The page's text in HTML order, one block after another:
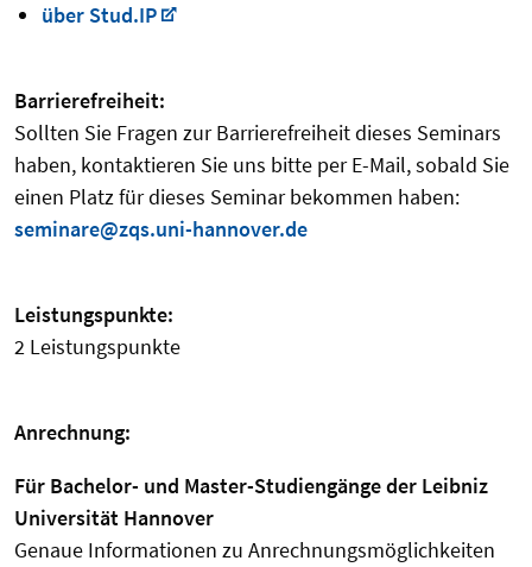
über Stud.IP
Barrierefreiheit:
Sollten Sie Fragen zur Barrierefreiheit dieses Seminars
haben, kontaktieren Sie uns bitte per E-Mail, sobald Sie
einen Platz für dieses Seminar bekommen haben:
seminare@zqs.uni-hannover.de
Leistungspunkte:
2 Leistungspunkte
Anrechnung:
Für Bachelor- und Master-Studiengänge der Leibniz
Universität Hannover
Genaue Informationen zu Anrechnungsmöglichkeiten